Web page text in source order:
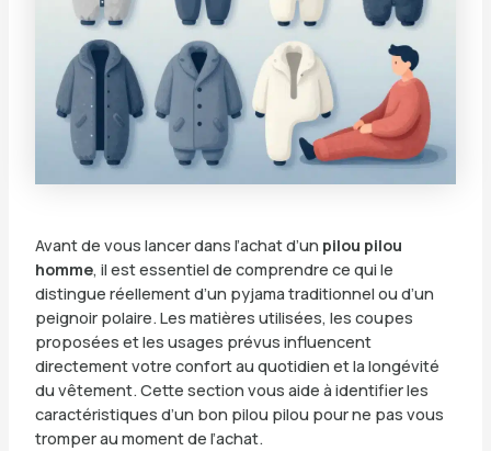
Avant de vous lancer dans l’achat d’un pilou pilou
homme, il est essentiel de comprendre ce qui le
distingue réellement d’un pyjama traditionnel ou d’un
peignoir polaire. Les matières utilisées, les coupes
proposées et les usages prévus influencent
directement votre confort au quotidien et la longévité
du vêtement. Cette section vous aide à identifier les
caractéristiques d’un bon pilou pilou pour ne pas vous
tromper au moment de l’achat.